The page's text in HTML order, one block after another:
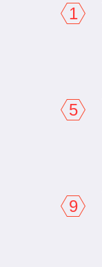
1
5
9